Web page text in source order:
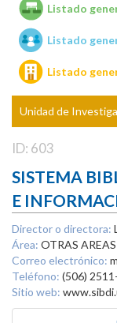
Unidades
Listado
Listado
Listado
Unidad de
ID: 603
SISTEMA
E
Director o directora:
Área: OTRAS AREAS
Correo electrónico:
Teléfono: (506)
Sitio web: